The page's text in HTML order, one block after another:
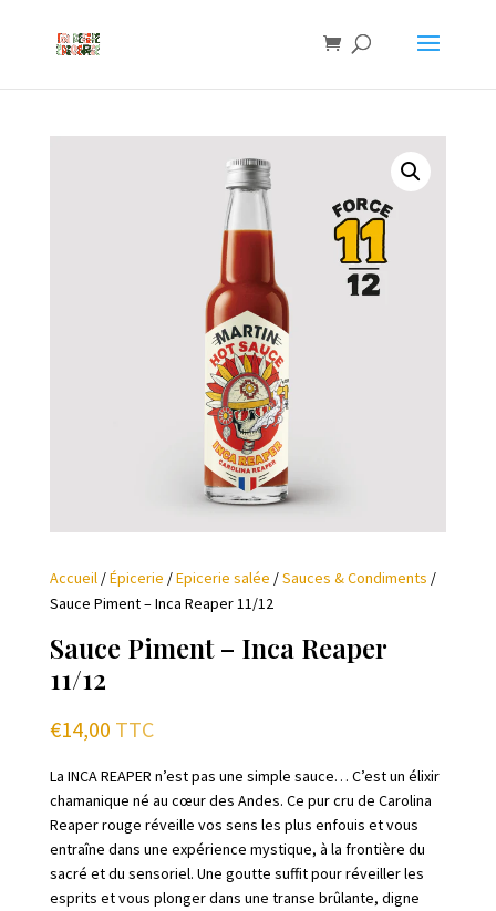
Accueil/Épicerie /Epicerie salée /Sauces & Condiments /
Sauce Piment – Inca Reaper 11/12
Sauce Piment – Inca Reaper
11/12
€14,00 TTC
La INCA REAPER n’est pas une simple sauce… C’est un élixir
chamanique né au cœur des Andes. Ce pur cru de Carolina
Reaper rouge réveille vos sens les plus enfouis et vous
entraîne dans une expérience mystique, à la frontière du
sacré et du sensoriel. Une goutte suffit pour réveiller les
esprits et vous plonger dans une transe brûlante, digne